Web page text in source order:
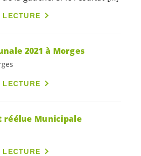
LECTURE
2021 à Morges
LECTURE
réélue Municipale
LECTURE